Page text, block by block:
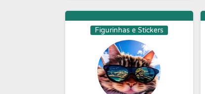
Figurinhas e Stickers